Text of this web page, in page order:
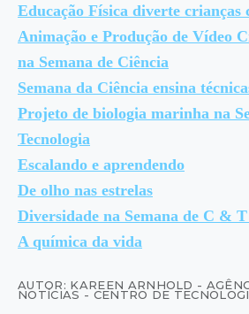
Educação Física diverte crianças
Animação e Produção de Vídeo
na Semana de Ciência
Semana da Ciência ensina
Projeto de biologia marinha na
Tecnologia
Escalando e aprendendo
De olho nas estrelas
Diversidade na Semana de C &
A química da vida
AUTOR: KAREEN ARNHOLD -
NOTÍCIAS - CENTRO DE